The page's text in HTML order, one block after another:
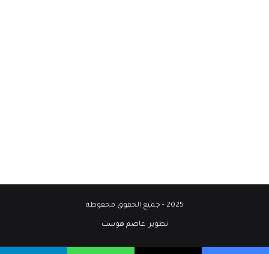
2025 - جميع الحقوق محفوظة
تطوير:عاصم هوست